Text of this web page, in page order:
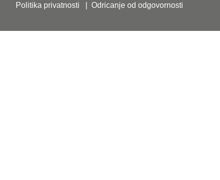
Politika privatnosti
Odricanje od odgovornosti